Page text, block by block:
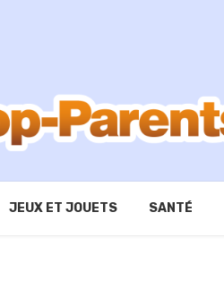
JEUX ET JOUETS SANTÉ